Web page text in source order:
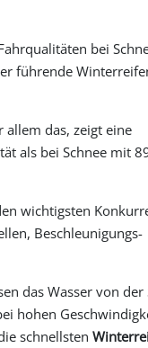
bei
führende
allem das, zeigt eine
als bei Schnee mit
wichtigsten
Beschleunigungs-
das Wasser von der
hohen
schnellsten